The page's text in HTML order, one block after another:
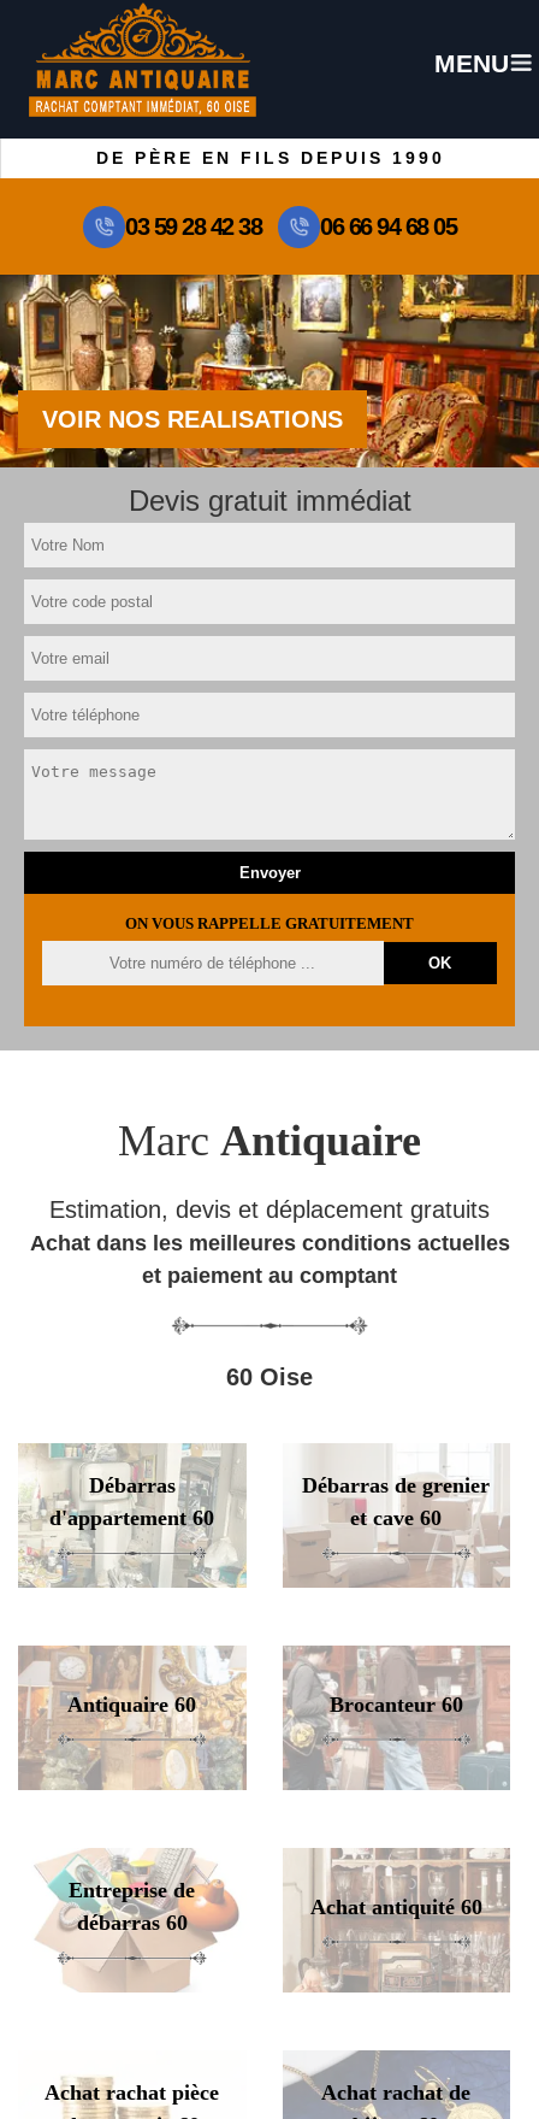
MENU
DE PÈRE EN FILS DEPUIS 1990
03 59 28 42 38 06 66 94 68 05
VOIR NOS REALISATIONS
Devis gratuit immédiat
ON VOUS RAPPELLE GRATUITEMENT
Marc Antiquaire
Estimation, devis et déplacement gratuits
Achat dans les meilleures conditions actuelles
et paiement au comptant
60 Oise
Débarras
d'appartement 60
Débarras de grenier
et cave 60
Antiquaire 60 Brocanteur 60
Entreprise de
débarras 60
Achat antiquité 60
Achat rachat pièce
Achat rachat de